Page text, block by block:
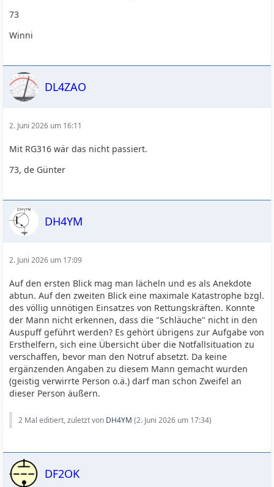
73
Winni
DL4ZAO
2. Juni 2026 um 16:11
Mit RG316 wär das nicht passiert.
73, de Günter
DH4YM
2. Juni 2026 um 17:09
Auf den ersten Blick mag man lächeln und es als Anekdote
abtun. Auf den zweiten Blick eine maximale Katastrophe bzgl.
des völlig unnötigen Einsatzes von Rettungskräften. Konnte
der Mann nicht erkennen, dass die "Schläuche" nicht in den
Auspuff geführt werden? Es gehört übrigens zur Aufgabe von
Ersthelfern, sich eine Übersicht über die Notfallsituation zu
verschaffen, bevor man den Notruf absetzt. Da keine
ergänzenden Angaben zu diesem Mann gemacht wurden
(geistig verwirrte Person o.ä.) darf man schon Zweifel an
dieser Person äußern.
2 Mal editiert, zuletzt von DH4YM (2. Juni 2026 um 17:34)
DF2OK